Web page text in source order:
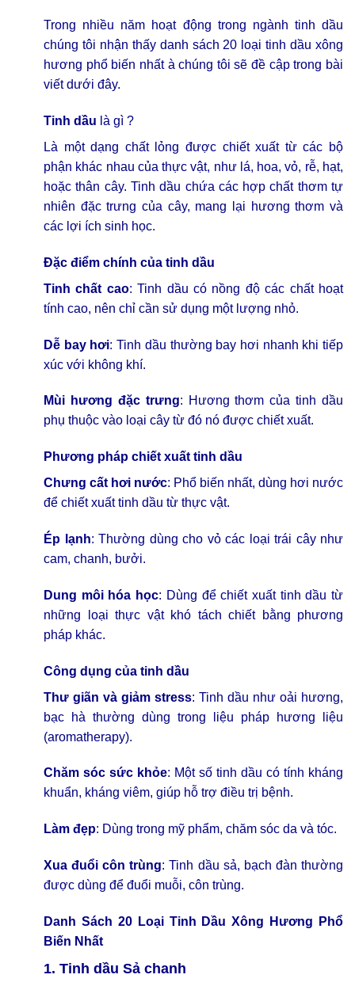
Trong nhiều năm hoạt động trong ngành tinh dầu
chúng tôi nhận thấy danh sách 20 loại tinh dầu xông
hương phổ biến nhất à chúng tôi sẽ đề cập trong bài
viết dưới đây.
Tinh dầu là gì ?
Là một dạng chất lỏng được chiết xuất từ các bộ
phận khác nhau của thực vật, như lá, hoa, vỏ, rễ, hạt,
hoặc thân cây. Tinh dầu chứa các hợp chất thơm tự
nhiên đặc trưng của cây, mang lại hương thơm và
các lợi ích sinh học.
Đặc điểm chính của tinh dầu
Tinh chất cao: Tinh dầu có nồng độ các chất hoạt
tính cao, nên chỉ cần sử dụng một lượng nhỏ.
Dễ bay hơi: Tinh dầu thường bay hơi nhanh khi tiếp
xúc với không khí.
Mùi hương đặc trưng: Hương thơm của tinh dầu
phụ thuộc vào loại cây từ đó nó được chiết xuất.
Phương pháp chiết xuất tinh dầu
Chưng cất hơi nước: Phổ biến nhất, dùng hơi nước
để chiết xuất tinh dầu từ thực vật.
Ép lạnh: Thường dùng cho vỏ các loại trái cây như
cam, chanh, bưởi.
Dung môi hóa học: Dùng để chiết xuất tinh dầu từ
những loại thực vật khó tách chiết bằng phương
pháp khác.
Công dụng của tinh dầu
Thư giãn và giảm stress: Tinh dầu như oải hương,
bạc hà thường dùng trong liệu pháp hương liệu
(aromatherapy).
Chăm sóc sức khỏe: Một số tinh dầu có tính kháng
khuẩn, kháng viêm, giúp hỗ trợ điều trị bệnh.
Làm đẹp: Dùng trong mỹ phẩm, chăm sóc da và tóc.
Xua đuổi côn trùng: Tinh dầu sả, bạch đàn thường
được dùng để đuổi muỗi, côn trùng.
Danh Sách 20 Loại Tinh Dầu Xông Hương Phổ
Biến Nhất
1. Tinh dầu Sả chanh